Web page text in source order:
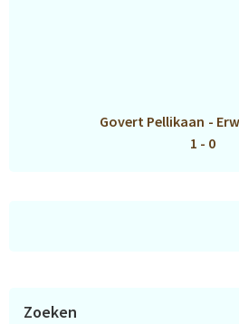
Govert Pellikaan -
1 - 0
Zoeken